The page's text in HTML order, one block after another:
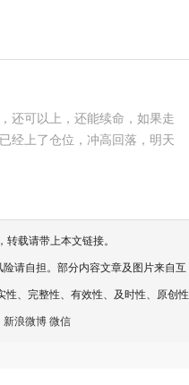
还可以上，还能续命，如果走
经上了仓位，冲高回落，明天
，明天都是...
载请带上本文链接。
请自担。部分内容文章及图片来自互
、完整性、有效性、及时性、原创性
新浪微博 微信